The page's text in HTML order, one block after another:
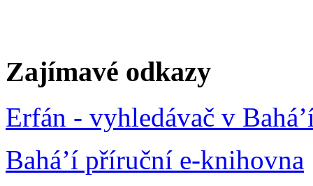
Zajímavé odkazy
Erfán - vyhledávač v
Bahá’í příruční e-knihovna